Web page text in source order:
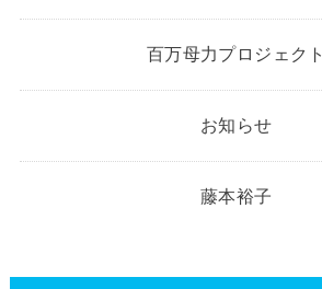
百万母力プロジェクト
お知らせ
藤本裕子